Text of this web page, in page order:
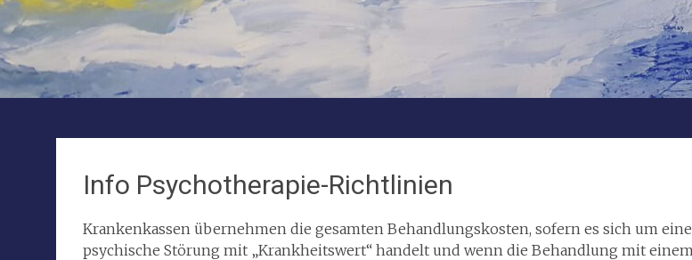
Info Psychotherapie-Richtlinien
Krankenkassen übernehmen die gesamten Behandlungskosten, sofern es sich um eine
psychische Störung mit „Krankheitswert“ handelt und wenn die Behandlung mit